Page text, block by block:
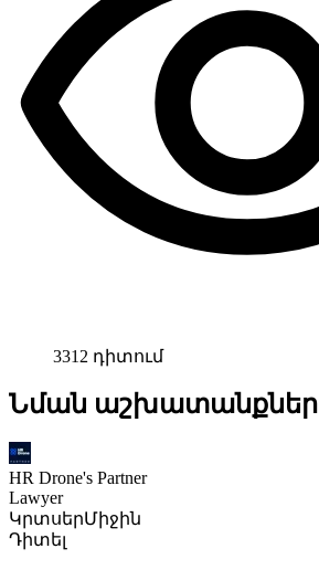
3312 դիտում
Նման աշխատանքներ
HR Drone's Partner
Lawyer
ԿրտսերՄիջին
Դիտել